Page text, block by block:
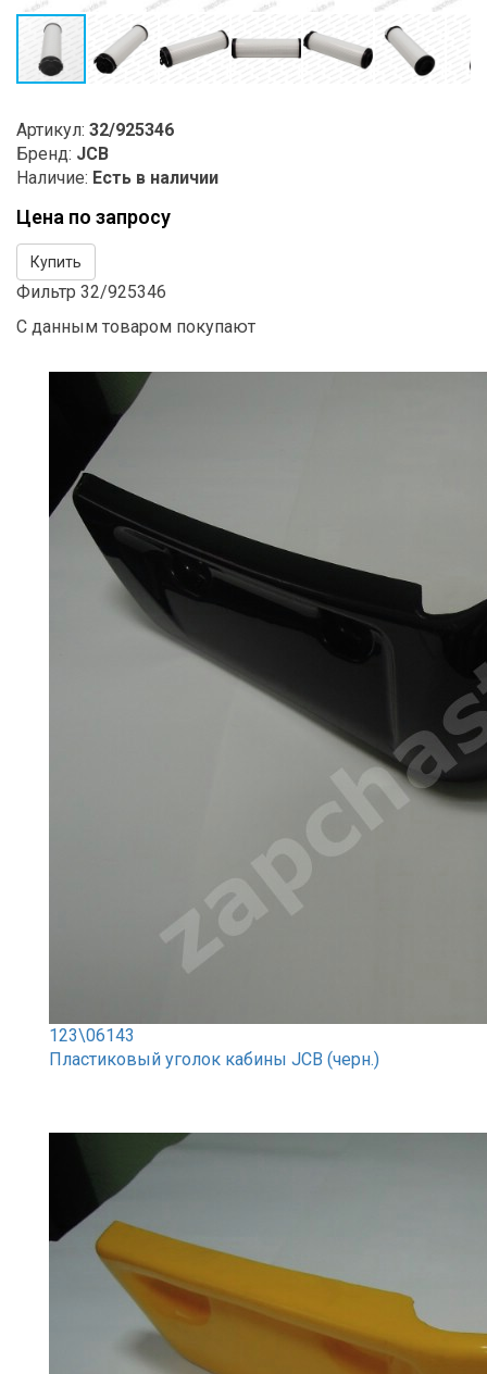
Артикул: 32/925346
Бренд: JCB
Наличие: Есть в наличии
Цена по запросу
Купить
Фильтр 32/925346
С данным товаром покупают
123\06143
Пластиковый уголок кабины JCB (черн.)